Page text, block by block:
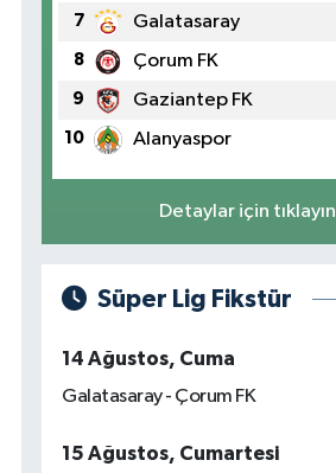
7 Galatasaray
8 Çorum FK
9 Gaziantep FK
10 Alanyaspor
Detaylar için tıklayın
Süper Lig Fikstür
14 Ağustos, Cuma
Galatasaray - Çorum FK
15 Ağustos, Cumartesi